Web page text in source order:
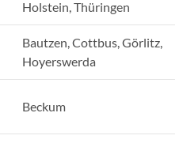
Holstein, Thüringen
Bautzen, Cottbus, Görlitz,
Hoyerswerda
Beckum